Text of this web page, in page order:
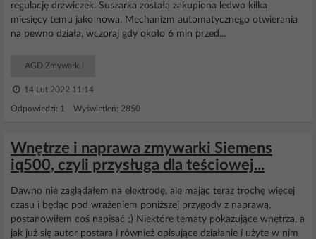
regulację drzwiczek. Suszarka została zakupiona ledwo kilka
miesięcy temu jako nowa. Mechanizm automatycznego otwierania
na pewno działa, wczoraj gdy około 6 min przed...
AGD Zmywarki
14 Lut 2022 11:14
Odpowiedzi: 1 Wyświetleń: 2850
Wnętrze i naprawa zmywarki Siemens
iq500, czyli przysługa dla teściowej...
Dawno nie zaglądałem na elektrodę, ale mając teraz trochę więcej
czasu i będąc pod wrażeniem poniższej przygody z naprawą,
postanowiłem coś napisać ;) Niektóre tematy pokazujące wnętrza, a
jak już się autor postara i również opisujące działanie i użyte w nim